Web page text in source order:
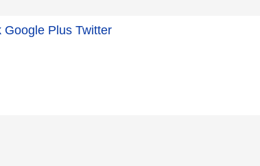
Google Plus Twitter